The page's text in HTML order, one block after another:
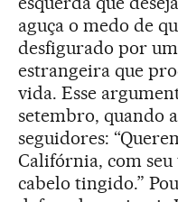
aguça o medo de
desfigurado por
estrangeira que
vida. Esse
setembro, quando
seguidores:
Califórnia, com seu
cabelo tingido.”